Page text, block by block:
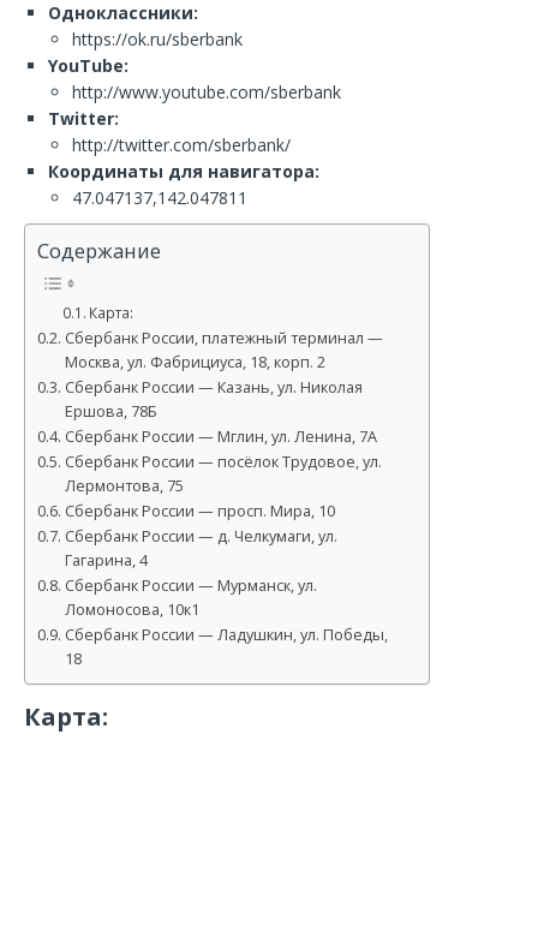
Одноклассники:
https://ok.ru/sberbank
YouTube:
http://www.youtube.com/sberbank
Twitter:
http://twitter.com/sberbank/
Координаты для навигатора:
47.047137,142.047811
Содержание
Карта:
Сбербанк России, платежный терминал —
Москва, ул. Фабрициуса, 18, корп. 2
Сбербанк России — Казань, ул. Николая
Ершова, 78Б
Сбербанк России — Мглин, ул. Ленина, 7А
Сбербанк России — посёлок Трудовое, ул.
Лермонтова, 75
Сбербанк России — просп. Мира, 10
Сбербанк России — д. Челкумаги, ул.
Гагарина, 4
Сбербанк России — Мурманск, ул.
Ломоносова, 10к1
Сбербанк России — Ладушкин, ул. Победы,
18
Карта: